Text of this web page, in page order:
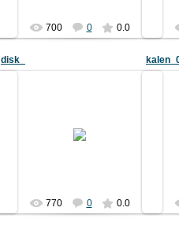
700 0 0.0
disk_
CD-DVD диски и вкладыши к ним
770 0 0.0